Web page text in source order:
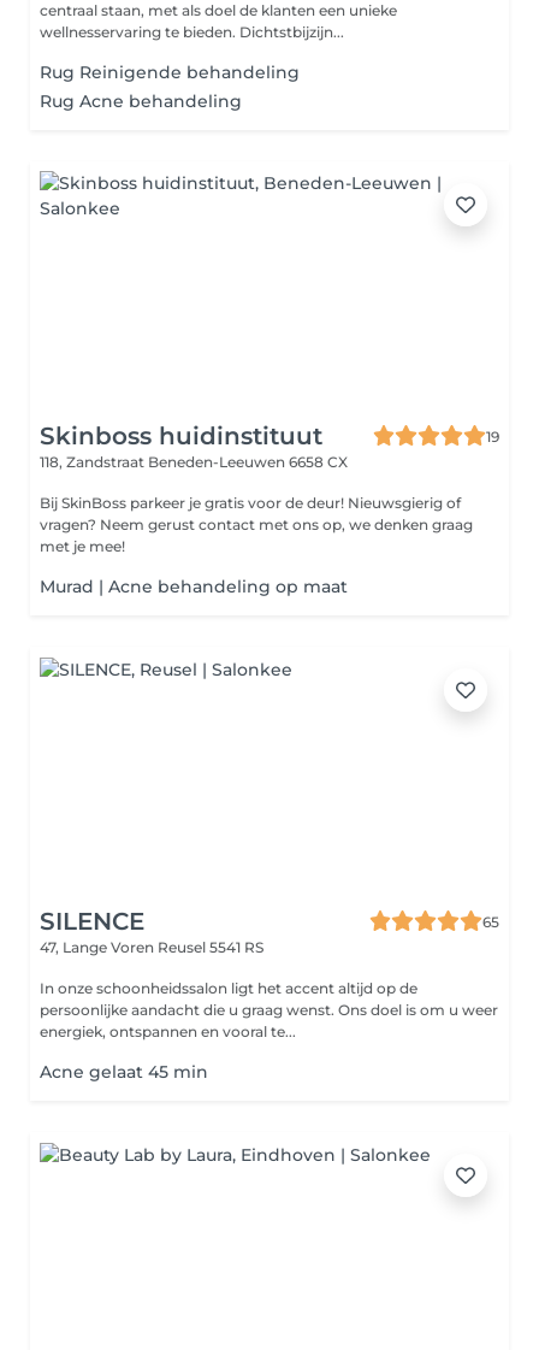
centraal staan, met als doel de klanten een unieke
wellnesservaring te bieden. Dichtstbijzijn...
Rug Reinigende behandeling
Rug Acne behandeling
Skinboss huidinstituut
19
118, Zandstraat Beneden-Leeuwen 6658 CX
Bij SkinBoss parkeer je gratis voor de deur! Nieuwsgierig of
vragen? Neem gerust contact met ons op, we denken graag
met je mee!
Murad | Acne behandeling op maat
SILENCE
65
47, Lange Voren Reusel 5541 RS
In onze schoonheidssalon ligt het accent altijd op de
persoonlijke aandacht die u graag wenst. Ons doel is om u weer
energiek, ontspannen en vooral te...
Acne gelaat 45 min